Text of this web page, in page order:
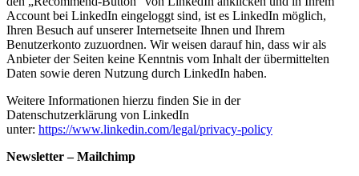
Account bei LinkedIn eingeloggt sind, ist es LinkedIn möglich,
Ihren Besuch auf unserer Internetseite Ihnen und Ihrem
Benutzerkonto zuzuordnen. Wir weisen darauf hin, dass wir als
Anbieter der Seiten keine Kenntnis vom Inhalt der übermittelten
Daten sowie deren Nutzung durch LinkedIn haben.
Weitere Informationen hierzu finden Sie in der
Datenschutzerklärung von LinkedIn
unter: https://www.linkedin.com/legal/privacy-policy
Newsletter – Mailchimp